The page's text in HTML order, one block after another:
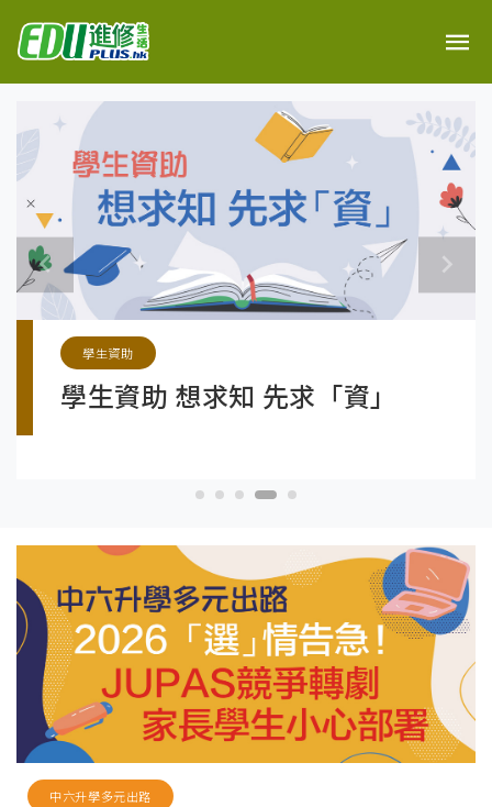
學生資助
學生資助 想求知 先求「資」
中六升學多元出路